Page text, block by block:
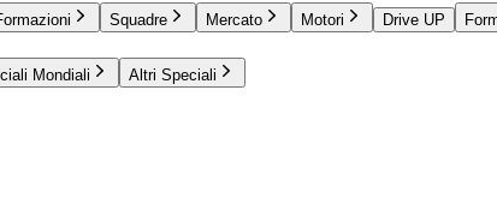
Squadre Mercato Motori Drive UP
Mondiali Altri Speciali